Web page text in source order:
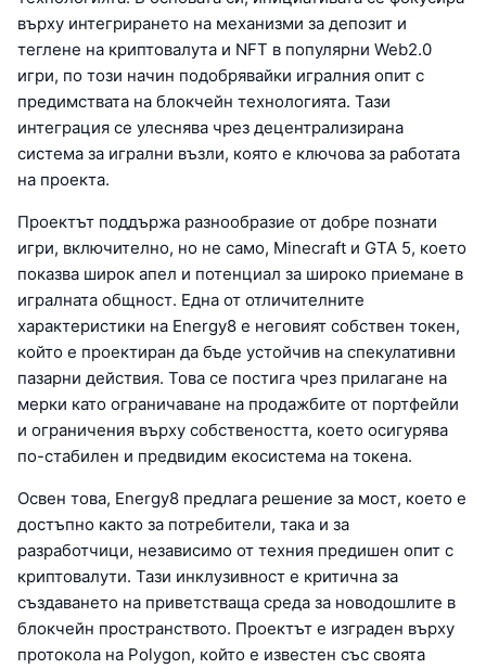
върху интегрирането на механизми за депозит и
теглене на криптовалута и NFT в популярни Web2.0
игри, по този начин подобрявайки игралния опит с
предимствата на блокчейн технологията. Тази
интеграция се улеснява чрез децентрализирана
система за игрални възли, която е ключова за работата
на проекта.
Проектът поддържа разнообразие от добре познати
игри, включително, но не само, Minecraft и GTA 5, което
показва широк апел и потенциал за широко приемане в
игралната общност. Една от отличителните
характеристики на Energy8 е неговият собствен токен,
който е проектиран да бъде устойчив на спекулативни
пазарни действия. Това се постига чрез прилагане на
мерки като ограничаване на продажбите от портфейли
и ограничения върху собствеността, което осигурява
по-стабилен и предвидим екосистема на токена.
Освен това, Energy8 предлага решение за мост, което е
достъпно както за потребители, така и за
разработчици, независимо от техния предишен опит с
криптовалути. Тази инклузивност е критична за
създаването на приветстваща среда за новодошлите в
блокчейн пространството. Проектът е изграден върху
протокола на Polygon, който е известен със своята